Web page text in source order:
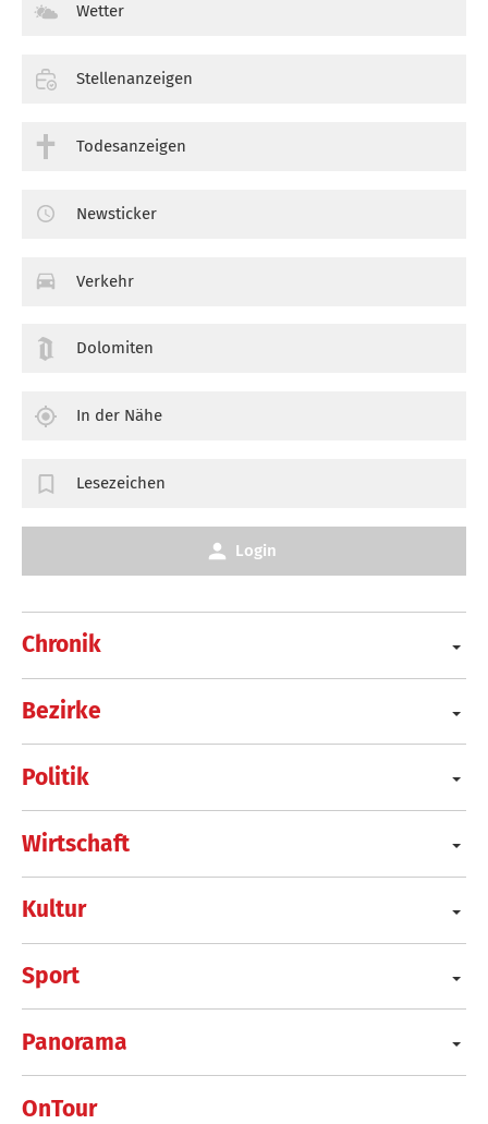
Chronik
Bezirke
Politik
Wirtschaft
Kultur
Sport
Panorama
OnTour
Wetter
Stellenanzeigen
Todesanzeigen
Newsticker
Verkehr
Dolomiten
In der Nähe
Lesezeichen
Login